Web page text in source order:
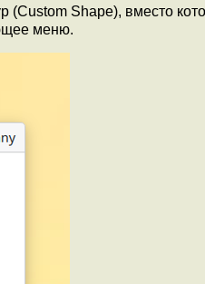
(Custom Shape), вместо
меню.